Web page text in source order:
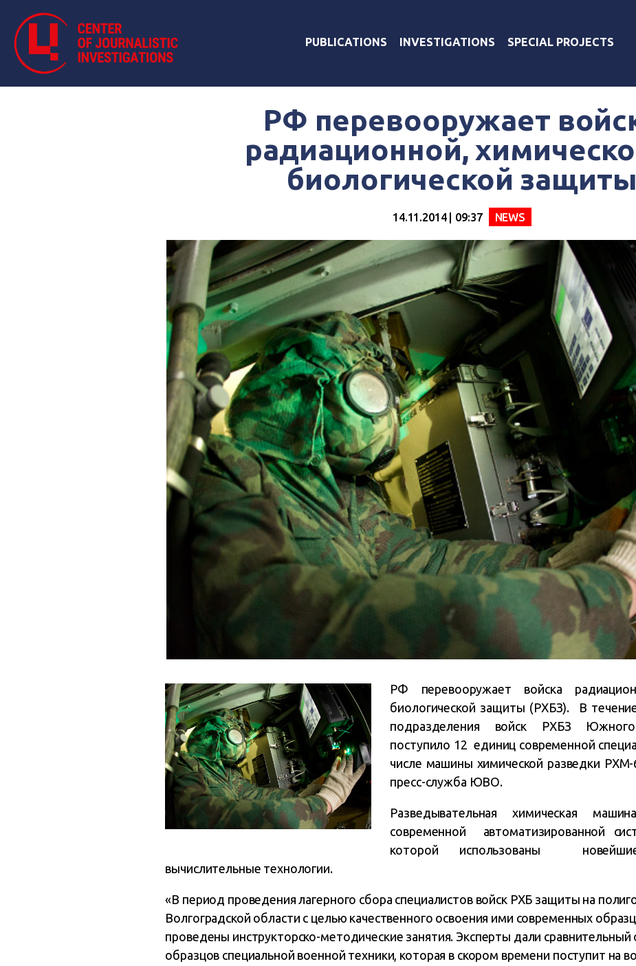
PUBLICATIONS INVESTIGATIONS SPECIAL PROJECTS
РФ перевооружает
радиационной,
биологической защиты
14.11.2014 | 09:37 NEWS
РФ перевооружает войска
биологической защиты (РХБЗ). В
подразделения войск РХБЗ
поступило 12 единиц современной
числе машины химической разведки
пресс-служба ЮВО.
Разведывательная химическая
современной автоматизированной
которой использованы
вычислительные технологии.
«В период проведения лагерного сбора специалистов войск РХБ защиты на
Волгоградской области с целью качественного освоения ими современных
проведены инструкторско-методические занятия. Эксперты дали
образцов специальной военной техники, которая в скором времени поступит на